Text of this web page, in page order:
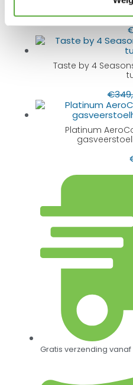
Taste by 4
€
Platinum
Gratis verzending